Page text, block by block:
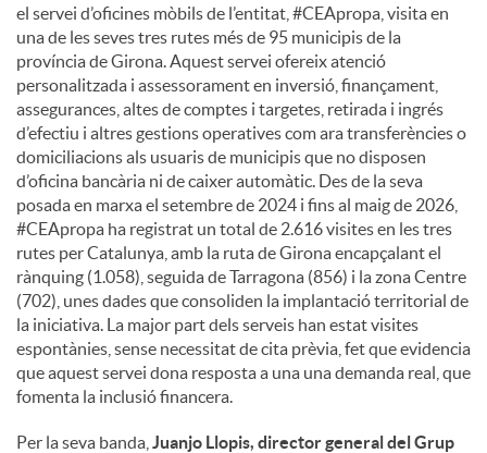
el servei d’oficines mòbils de l’entitat, #CEApropa, visita en
una de les seves tres rutes més de 95 municipis de la
província de Girona. Aquest servei ofereix atenció
personalitzada i assessorament en inversió, finançament,
assegurances, altes de comptes i targetes, retirada i ingrés
d’efectiu i altres gestions operatives com ara transferències o
domiciliacions als usuaris de municipis que no disposen
d’oficina bancària ni de caixer automàtic. Des de la seva
posada en marxa el setembre de 2024 i fins al maig de 2026,
#CEApropa ha registrat un total de 2.616 visites en les tres
rutes per Catalunya, amb la ruta de Girona encapçalant el
rànquing (1.058), seguida de Tarragona (856) i la zona Centre
(702), unes dades que consoliden la implantació territorial de
la iniciativa. La major part dels serveis han estat visites
espontànies, sense necessitat de cita prèvia, fet que evidencia
que aquest servei dona resposta a una una demanda real, que
fomenta la inclusió financera.
Per la seva banda, Juanjo Llopis, director general del Grup